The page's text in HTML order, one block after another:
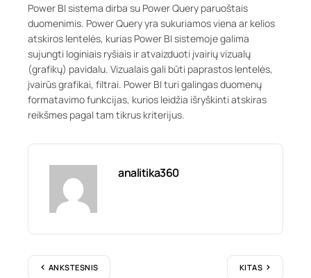
Power BI sistema dirba su Power Query paruoštais
duomenimis. Power Query yra sukuriamos viena ar kelios
atskiros lentelės, kurias Power BI sistemoje galima
sujungti loginiais ryšiais ir atvaizduoti įvairių vizualų
(grafikų) pavidalu. Vizualais gali būti paprastos lentelės,
įvairūs grafikai, filtrai. Power BI turi galingas duomenų
formatavimo funkcijas, kurios leidžia išryškinti atskiras
reikšmes pagal tam tikrus kriterijus.
analitika360
ANKSTESNIS KITAS